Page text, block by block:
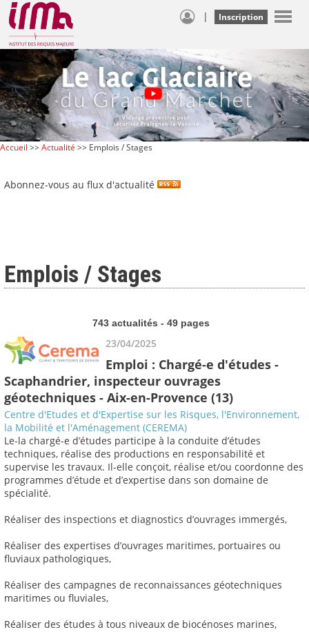
| Inscription
Accueil >>Actualité >> Emplois / Stages
Abonnez-vous au flux d'actualité
Emplois / Stages
743 actualités - 49 pages
23/04/2025
Emploi : Chargé-e d'études -
Scaphandrier, inspecteur ouvrages
géotechniques - Aix-en-Provence (13)
Centre d'Etudes et d'Expertise sur les Risques, l'Environnement,
la Mobilité et l'Aménagement (CEREMA)
Le-la chargé-e d’études participe à la conduite d’études
techniques, réalise des productions en responsabilité et
supervise les travaux. Il-elle conçoit, réalise et/ou coordonne des
programmes d’étude et d’expertise dans son domaine de
spécialité.
Réaliser des inspections et diagnostics d’ouvrages immergés,
Réaliser des expertises d’ouvrages maritimes, portuaires ou
fluviaux pathologiques,
Réaliser des campagnes de reconnaissances géotechniques
maritimes ou fluviales,
Réaliser des études à tous niveaux de biocénoses marines,